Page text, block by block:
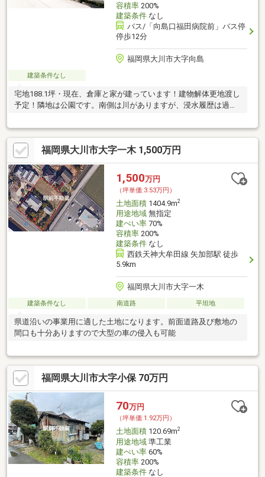
容積率200%
建築条件なし
バス/「向島口福田病院前」バス停
停歩12分
福岡県大川市大字向島
建築条件なし
宅地188.1坪・現在、倉庫と家が建っています！建物解体更地渡し
予定！隣地は公園です。南側は川がありますが、浸水履歴は過去
福岡県大川市大字一木 1,500万円
1,500万円
（坪単価:3.53万円）
土地面積1404.9m2
用途地域無指定
建ぺい率70%
容積率200%
建築条件なし
西鉄天神大牟田線 矢加部駅 徒歩
5.9km
福岡県大川市大字一木
建築条件なし 南道路 平坦地
県道沿いの事業用に適した土地になります。前面道路及び敷地の
間口も十分ありますので大型の車の侵入も可能
福岡県大川市大字小保 70万円
70万円
（坪単価:1.92万円）
土地面積120.69m2
用途地域準工業
建ぺい率60%
容積率200%
建築条件なし